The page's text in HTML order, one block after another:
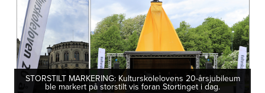
STORSTILT MARKERING: Kulturskolelovens 20-årsjubileum
ble markert på storstilt vis foran Stortinget i dag.